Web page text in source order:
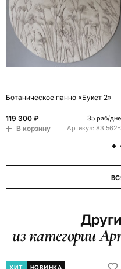
Ботаническое панно «Букет 2»
119 300 ₽ 35 раб/
В корзину Артикул:
из категории
ХИТ НОВИНКА